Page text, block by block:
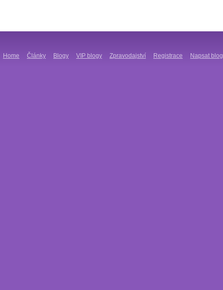
Home Články Blogy VIP blogy Zpravodajství Registrace Napsat blog